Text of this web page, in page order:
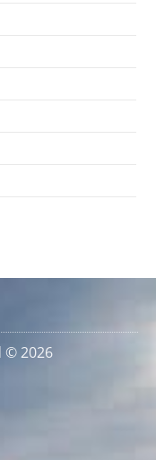
© 2026